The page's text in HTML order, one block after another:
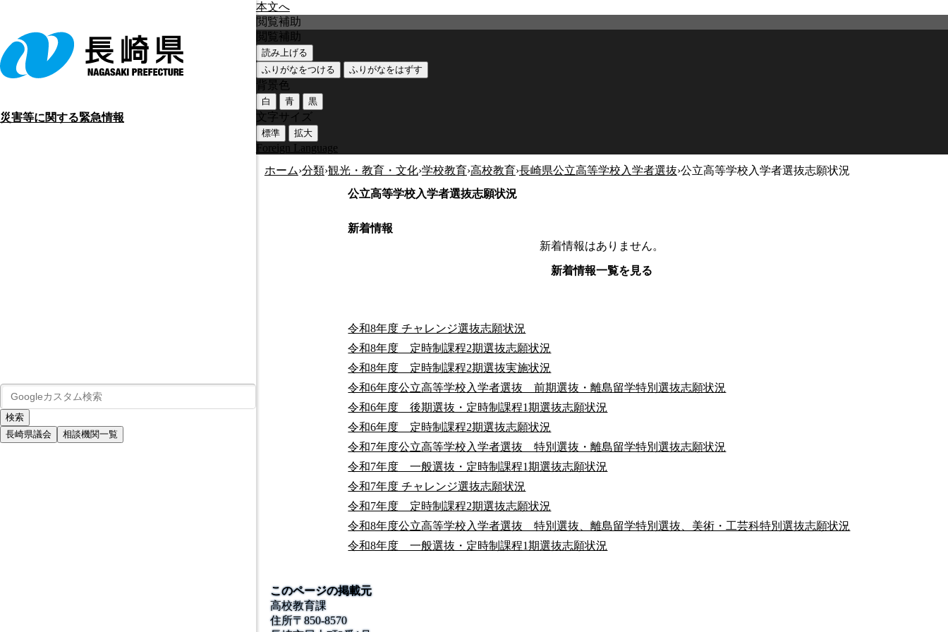
本文へ
災害等に関する緊急情報
長崎県議会 相談機関一覧
閲覧補助
閲覧補助
読み上げる
ふりがなをつける
ふりがなをはずす
背景色
白 青 黒
文字サイズ
標準 拡大
Foreign Language
ホーム›分類›観光・教育・文化›学校教育›高校教育›長崎県公立高等学校入学者選抜›公立高等学校入学者選抜志願状況
公立高等学校入学者選抜志願状況
新着情報
新着情報はありません。
新着情報一覧を見る
令和8年度 チャレンジ選抜志願状況
令和8年度 定時制課程2期選抜志願状況
令和8年度 定時制課程2期選抜実施状況
令和6年度公立高等学校入学者選抜 前期選抜・離島留学特別選抜志願状況
令和6年度 後期選抜・定時制課程1期選抜志願状況
令和6年度 定時制課程2期選抜志願状況
令和7年度公立高等学校入学者選抜 特別選抜・離島留学特別選抜志願状況
令和7年度 一般選抜・定時制課程1期選抜志願状況
令和7年度 チャレンジ選抜志願状況
令和7年度 定時制課程2期選抜志願状況
令和8年度公立高等学校入学者選抜 特別選抜、離島留学特別選抜、美術・工芸科特別選抜志願状況
令和8年度 一般選抜・定時制課程1期選抜志願状況
このページの掲載元
高校教育課
住所〒850-8570